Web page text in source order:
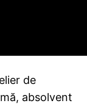
de
absolvent